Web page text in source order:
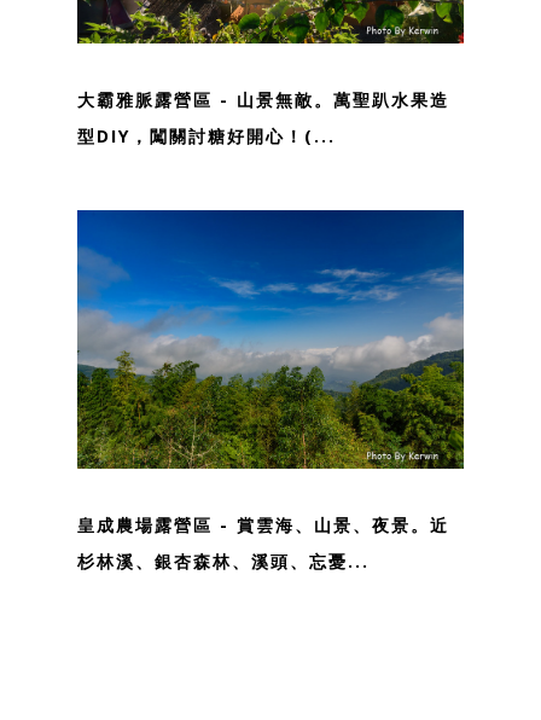
大霸雅脈露營區 - 山景無敵。萬聖趴水果造
型DIY，闖關討糖好開心！(...
皇成農場露營區 - 賞雲海、山景、夜景。近
杉林溪、銀杏森林、溪頭、忘憂...